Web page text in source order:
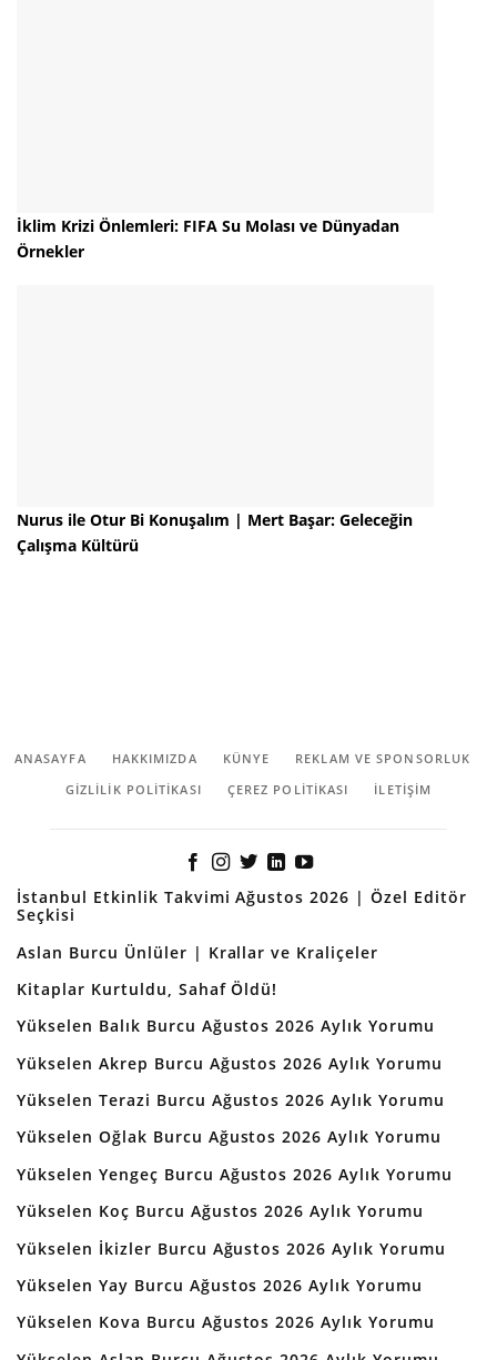
İklim Krizi Önlemleri: FIFA Su Molası ve Dünyadan
Örnekler
Nurus ile Otur Bi Konuşalım | Mert Başar: Geleceğin
Çalışma Kültürü
ANASAYFA HAKKIMIZDA KÜNYE
REKLAM VE SPONSORLUK
GIZLILIK POLITIKASI
ÇEREZ POLITIKASI İLETİŞİM
İstanbul Etkinlik Takvimi Ağustos 2026 | Özel Editör
Seçkisi
Aslan Burcu Ünlüler | Krallar ve Kraliçeler
Kitaplar Kurtuldu, Sahaf Öldü!
Yükselen Balık Burcu Ağustos 2026 Aylık Yorumu
Yükselen Akrep Burcu Ağustos 2026 Aylık Yorumu
Yükselen Terazi Burcu Ağustos 2026 Aylık Yorumu
Yükselen Oğlak Burcu Ağustos 2026 Aylık Yorumu
Yükselen Yengeç Burcu Ağustos 2026 Aylık Yorumu
Yükselen Koç Burcu Ağustos 2026 Aylık Yorumu
Yükselen İkizler Burcu Ağustos 2026 Aylık Yorumu
Yükselen Yay Burcu Ağustos 2026 Aylık Yorumu
Yükselen Kova Burcu Ağustos 2026 Aylık Yorumu